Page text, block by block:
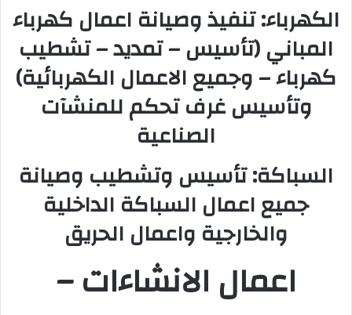
الكهرباء: تنفيذ وصيانة اعمال كهرباء
المباني (تأسيس – تمديد – تشطيب
كهرباء – وجميع الاعمال الكهربائية)
وتأسيس غرف تحكم للمنشآت
الصناعية
السباكة: تأسيس وتشطيب وصيانة
جميع اعمال السباكة الداخلية
والخارجية واعمال الحريق
– اعمال الانشاءات